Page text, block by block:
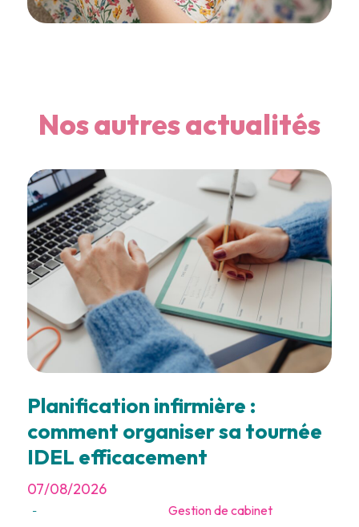
Nos autres actualités
Planification infirmière :
comment organiser sa tournée
IDEL efficacement
07/08/2026
- Gestion de cabinet